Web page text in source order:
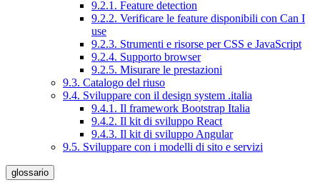
9.2.1. Feature detection
9.2.2. Verificare le feature disponibili con Can I
use
9.2.3. Strumenti e risorse per CSS e JavaScript
9.2.4. Supporto browser
9.2.5. Misurare le prestazioni
9.3. Catalogo del riuso
9.4. Sviluppare con il design system .italia
9.4.1. Il framework Bootstrap Italia
9.4.2. Il kit di sviluppo React
9.4.3. Il kit di sviluppo Angular
9.5. Sviluppare con i modelli di sito e servizi
glossario